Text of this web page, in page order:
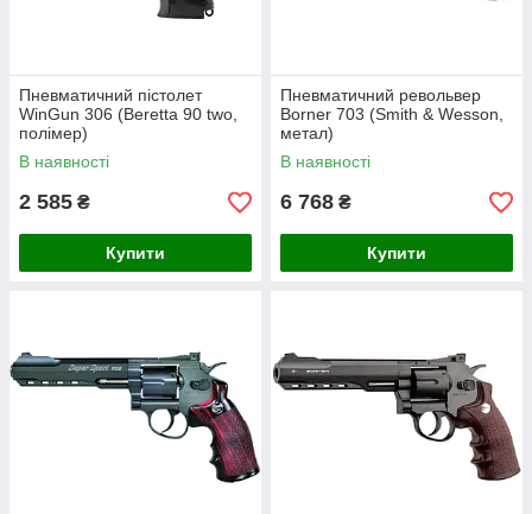
Пневматичний пістолет
WinGun 306 (Beretta 90 two,
полімер)
В наявності
2 585 ₴
Купити
Пневматичний револьвер
Borner 703 (Smith & Wesson,
метал)
В наявності
6 768 ₴
Купити